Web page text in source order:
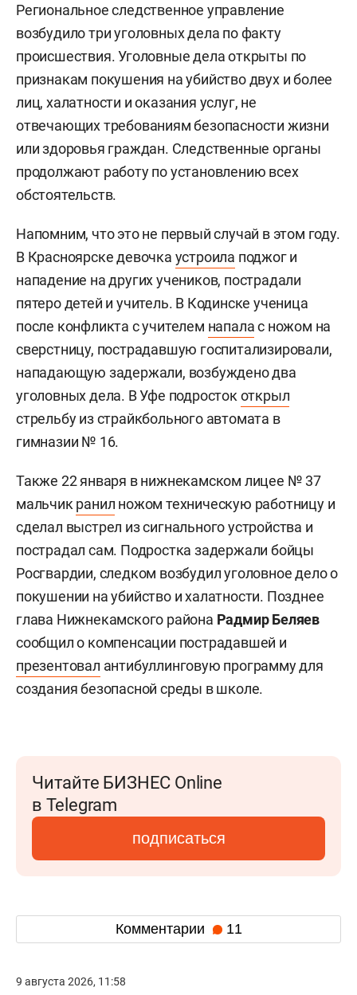
Региональное следственное управление
возбудило три уголовных дела по факту
происшествия. Уголовные дела открыты по
признакам покушения на убийство двух и более
лиц, халатности и оказания услуг, не
отвечающих требованиям безопасности жизни
или здоровья граждан. Следственные органы
продолжают работу по установлению всех
обстоятельств.
Напомним, что это не первый случай в этом году.
В Красноярске девочка устроила поджог и
нападение на других учеников, пострадали
пятеро детей и учитель. В Кодинске ученица
после конфликта с учителем напалас ножом на
сверстницу, пострадавшую госпитализировали,
нападающую задержали, возбуждено два
уголовных дела. В Уфе подросток открыл
стрельбу из страйкбольного автомата в
гимназии № 16.
Также 22 января в нижнекамском лицее № 37
мальчик ранил ножом техническую работницу и
сделал выстрел из сигнального устройства и
пострадал сам. Подростка задержали бойцы
Росгвардии, следком возбудил уголовное дело о
покушении на убийство и халатности. Позднее
глава Нижнекамского района Радмир Беляев
сообщил о компенсации пострадавшей и
презентовал антибуллинговую программу для
создания безопасной среды в школе.
Читайте БИЗНЕС Online
в Telegram
подписаться
Комментарии 11
9 августа 2026, 11:58